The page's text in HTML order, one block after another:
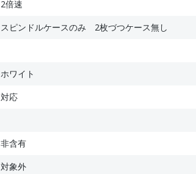
2倍速
スピンドルケースのみ 2枚づつケース無し
ホワイト
対応
非含有
対象外